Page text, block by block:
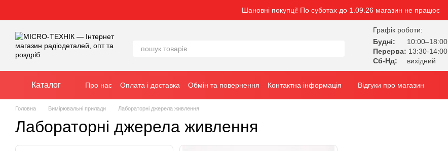
Шановні покупці! По суботах до 1.09.26 магазин не працює
Графік роботи:
Будні:
10:00–18:00
Перерва: 13:30-14:00
Сб-Нд:
вихідний
Каталог Про нас Оплата і доставка Обмін та повернення Контактна інформація Відгуки про магазин
Головна Вимірювальні прилади Лабораторні джерела живлення
Лабораторні джерела живлення